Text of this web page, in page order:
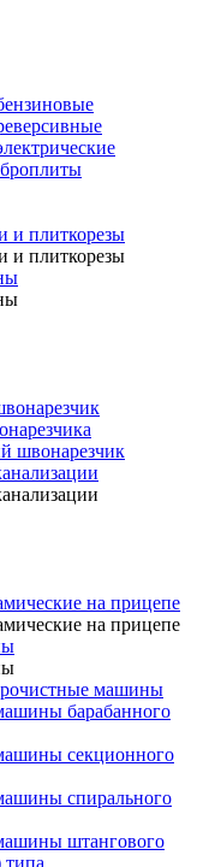
и плиткорезы
и плиткорезы
швонарезчик
на прицепе
на прицепе
машины
барабанного
секционного
спирального
штангового
типа